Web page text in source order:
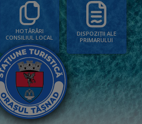
HOTĂRÂRI
CONSILIUL LOCAL
DISPOZIȚII ALE
PRIMARULUI